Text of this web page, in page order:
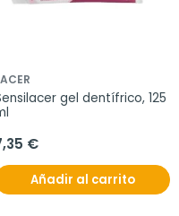
gel dentífrico, 125
€
Añadir al carrito